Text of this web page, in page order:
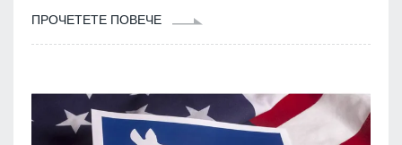
ПРОЧЕТЕТЕ ПОВЕЧЕ